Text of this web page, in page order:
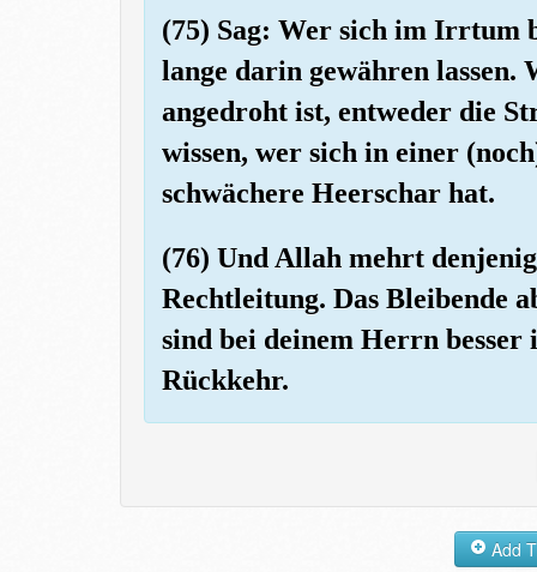
(75) Sag: Wer sich im Irrtum
lange darin gewähren lassen.
angedroht ist, entweder die
wissen, wer sich in einer
schwächere Heerschar hat.
(76) Und Allah mehrt
Rechtleitung. Das Bleibende
sind bei deinem Herrn besser
Rückkehr.